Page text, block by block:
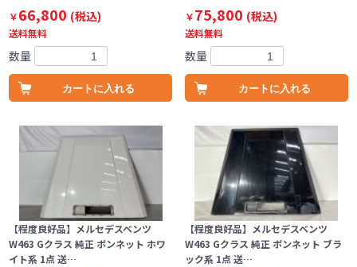
￥66,800 (税込)
送料無料
数量
カートに入れる
￥75,800 (税込)
送料無料
数量
カートに入れる
【程度良好品】メルセデスベンツ
W463 Gクラス 純正 ボンネット ホワ
イト系 1点 送…
【程度良好品】メルセデスベンツ
W463 Gクラス 純正 ボンネット ブラ
ック系 1点 送…